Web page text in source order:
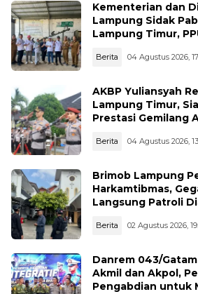
Kementerian dan
Lampung Sidak
Lampung Timur,
Berita 04 Agustus 2026,
AKBP Yuliansyah
Lampung Timur,
Prestasi Gemilang
Berita 04 Agustus 2026,
Brimob Lampung
Harkamtibmas,
Langsung Patroli
Berita 02 Agustus 2026,
Danrem 043/
Akmil dan Akpol,
Pengabdian untuk